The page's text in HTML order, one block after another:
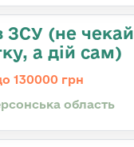
ЗСУ (не чекай
а дій сам)
130000 грн
область